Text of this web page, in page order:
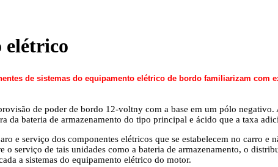
elétrico
de sistemas do equipamento elétrico de bordo familiarizam com
de poder de bordo 12-voltny com a base em um pólo
da bateria de armazenamento do tipo principal e ácido que a taxa
e serviço dos componentes elétricos que se estabelecem no carro e
o serviço de tais unidades como a bateria de armazenamento, o
a sistemas do equipamento elétrico do motor.